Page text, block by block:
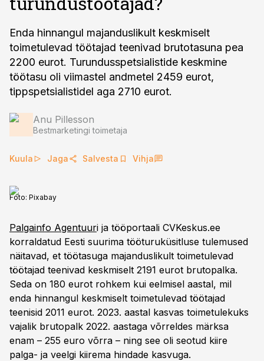
Enda hinnangul majanduslikult keskmiselt
toimetulevad töötajad teenivad brutotasuna pea
2200 eurot. Turundusspetsialistide keskmine
töötasu oli viimastel andmetel 2459 eurot,
tippspetsialistidel aga 2710 eurot.
Anu Pillesson
Bestmarketingi toimetaja
Kuula Jaga Salvesta Vihja
Foto: Pixabay
Palgainfo Agentuuri ja tööportaali CVKeskus.ee
korraldatud Eesti suurima tööturuküsitluse tulemused
näitavad, et töötasuga majanduslikult toimetulevad
töötajad teenivad keskmiselt 2191 eurot brutopalka.
Seda on 180 eurot rohkem kui eelmisel aastal, mil
enda hinnangul keskmiselt toimetulevad töötajad
teenisid 2011 eurot. 2023. aastal kasvas toimetulekuks
vajalik brutopalk 2022. aastaga võrreldes märksa
enam – 255 euro võrra – ning see oli seotud kiire
palga- ja veelgi kiirema hindade kasvuga.